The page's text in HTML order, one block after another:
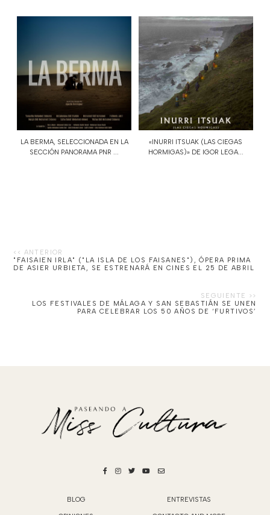
LA BERMA, SELECCIONADA EN LA
SECCIÓN PANORAMA PNR ...
«INURRI ITSUAK (LAS CIEGAS
HORMIGAS)» DE IGOR LEGA...
"FAISAIEN IRLA" ("LA ISLA DE LOS FAISANES"), ÓPERA PRIMA
DE ASIER URBIETA, SE ESTRENARÁ EN CINES EL 25 DE ABRIL
LOS FESTIVALES DE MÁLAGA Y SAN SEBASTIÁN SE UNEN
PARA CELEBRAR LOS 50 AÑOS DE ‘FURTIVOS’
BLOG ENTREVISTAS